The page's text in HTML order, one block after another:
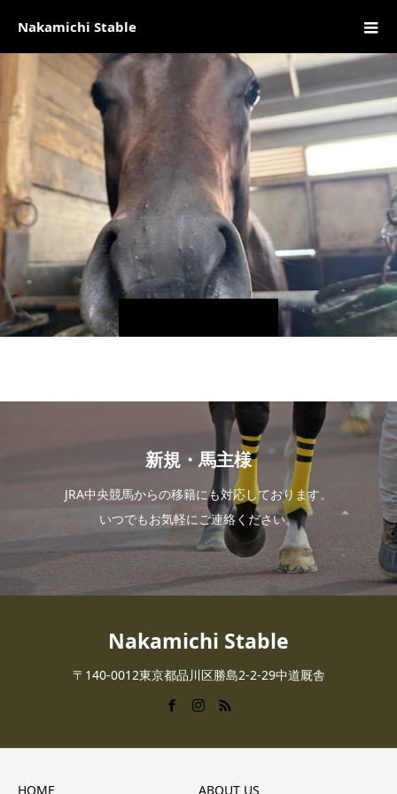
Nakamichi Stable
新規・馬主様
JRA中央競馬からの移籍にも対応しております。
いつでもお気軽にご連絡ください。
Nakamichi Stable
〒140-0012東京都品川区勝島2-2-29中道厩舎
HOME ABOUT US